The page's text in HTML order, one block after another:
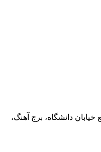
دانشگاه، برج آهنگ،